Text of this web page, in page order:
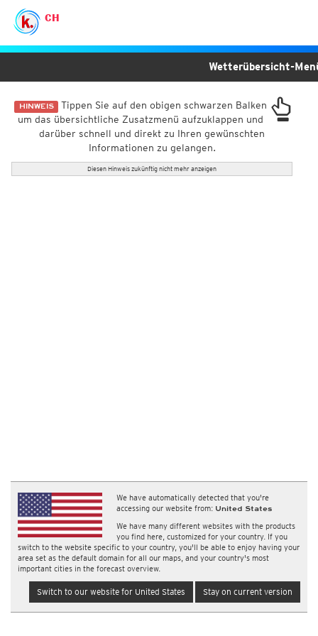
CH
HINWEIS Tippen Sie auf den obigen schwarzen Balken
um das übersichtliche Zusatzmenü aufzuklappen und
darüber schnell und direkt zu Ihren gewünschten
Informationen zu gelangen.
Diesen Hinweis zukünftig nicht mehr anzeigen
We have automatically detected that you're
accessing our website from: United States
We have many different websites with the products
you find here, customized for your country. If you
switch to the website specific to your country, you'll be able to enjoy having your
area set as the default domain for all our maps, and your country's most
important cities in the forecast overview.
Switch to our website for United States Stay on current version
Wetterübersicht-